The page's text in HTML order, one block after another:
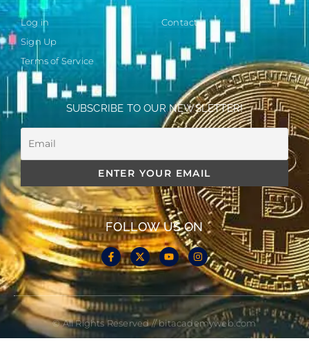
Log in
Sign Up
Terms of Service
Contact
SUBSCRIBE TO OUR NEWSLETTER!
FOLLOW US ON
© All Rights Reserved // bitacademyweb.com